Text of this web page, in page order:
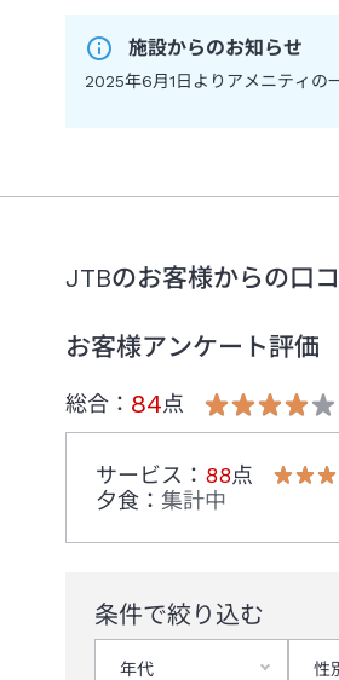
施設からのお知らせ
2025年6月1日よりアメニティの
JTBのお客様からの口
お客様アンケート評価
総合： 84点
サービス ： 88点
夕食 ： 集計中
条件で絞り込む
年代 性